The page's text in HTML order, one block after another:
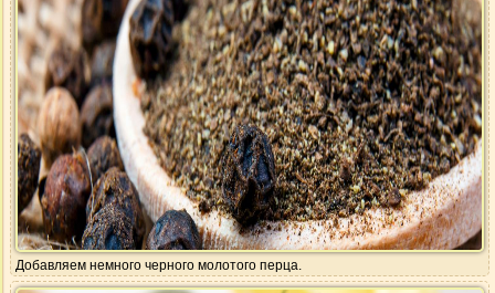
Добавляем немного черного молотого перца.